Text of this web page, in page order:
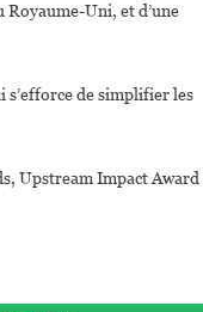
Uni, et d’une
s’efforce de simplifier les
Upstream Impact Award